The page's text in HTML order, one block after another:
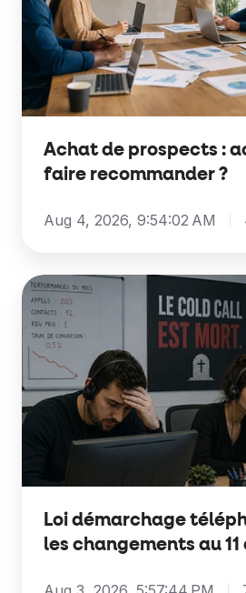
ou
faire
recommander
?
Achat de prospects :
faire recommander ?
Aug 4, 2026, 9:54:02 AM
Loi
démarchage
téléphonique
2026
:
les
changements
11
aoûtLoi démarchage
les changements au